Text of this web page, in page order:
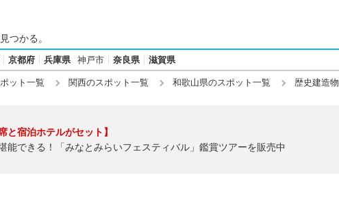
つかる。
京都府 兵庫県 神戸市 奈良県 滋賀県
ット一覧 関西のスポット一覧 和歌山県のスポット一覧 歴史建造物
と宿泊ホテルがセット】
能できる！「みなとみらいフェスティバル」鑑賞ツアーを販売中